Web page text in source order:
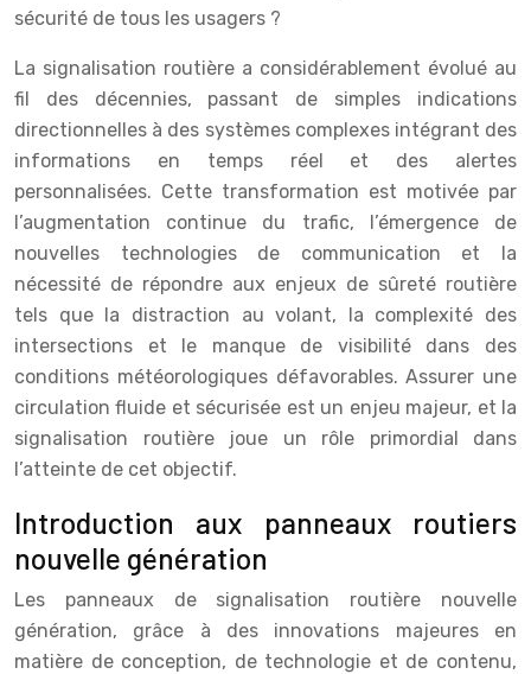
sécurité de tous les usagers ?
La signalisation routière a considérablement évolué au
fil des décennies, passant de simples indications
directionnelles à des systèmes complexes intégrant des
informations en temps réel et des alertes
personnalisées. Cette transformation est motivée par
l’augmentation continue du trafic, l’émergence de
nouvelles technologies de communication et la
nécessité de répondre aux enjeux de sûreté routière
tels que la distraction au volant, la complexité des
intersections et le manque de visibilité dans des
conditions météorologiques défavorables. Assurer une
circulation fluide et sécurisée est un enjeu majeur, et la
signalisation routière joue un rôle primordial dans
l’atteinte de cet objectif.
Introduction aux panneaux routiers
nouvelle génération
Les panneaux de signalisation routière nouvelle
génération, grâce à des innovations majeures en
matière de conception, de technologie et de contenu,